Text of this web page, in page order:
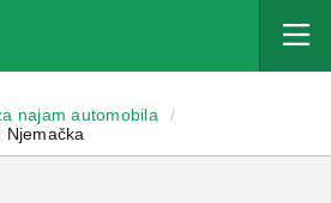
najam automobila
/
Njemačka